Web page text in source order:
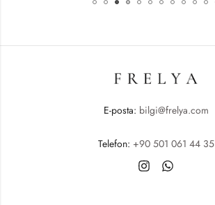
E-posta: bilgi@frelya.com
Telefon: +90 501 061 44 35